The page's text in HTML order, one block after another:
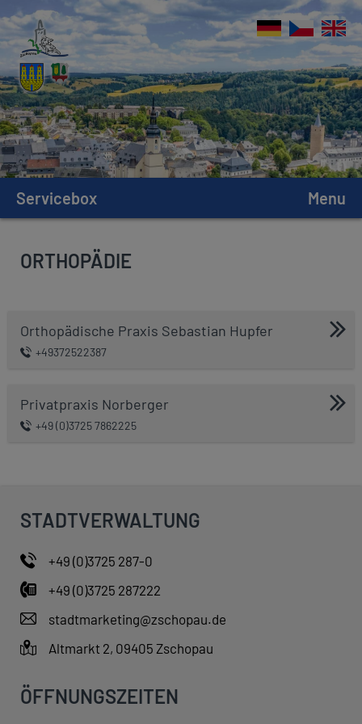
Servicebox Menu
ORTHOPÄDIE
Orthopädische Praxis Sebastian Hupfer
+49372522387
Privatpraxis Norberger
+49 (0)3725 7862225
STADTVERWALTUNG
+49 (0)3725 287-0
+49 (0)3725 287222
stadtmarketing@zschopau.de
Altmarkt 2, 09405 Zschopau
ÖFFNUNGSZEITEN